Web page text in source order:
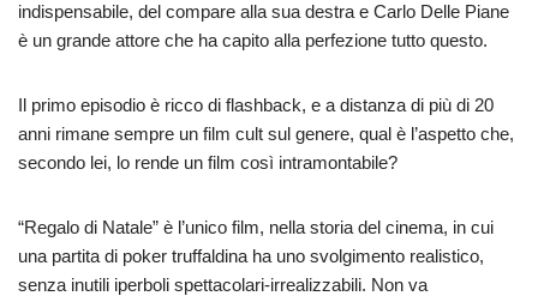
indispensabile, del compare alla sua destra e Carlo Delle Piane
è un grande attore che ha capito alla perfezione tutto questo.
Il primo episodio è ricco di flashback, e a distanza di più di 20
anni rimane sempre un film cult sul genere, qual è l’aspetto che,
secondo lei, lo rende un film così intramontabile?
“Regalo di Natale” è l’unico film, nella storia del cinema, in cui
una partita di poker truffaldina ha uno svolgimento realistico,
senza inutili iperboli spettacolari-irrealizzabili. Non va